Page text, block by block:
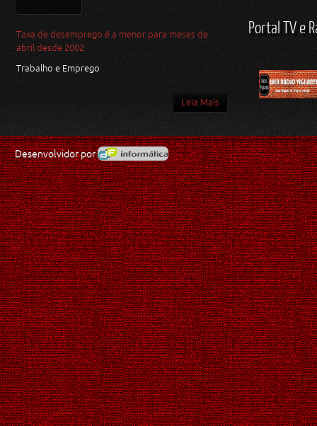
Taxa de desemprego é a menor para meses de
abril desde 2002
Trabalho e Emprego
Leia Mais
Portal TV e
Desenvolvidor por